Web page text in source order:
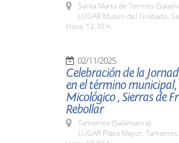
Santa Marta de Tormes
LUGAR Museo del Grabado.
Hora: 12,30 h.
02/11/2025
Celebración de la
en el término
Micológico , Sierras de
Rebollar
Tamames (Salamanca)
LUGAR Plaza Mayor. Tamames.